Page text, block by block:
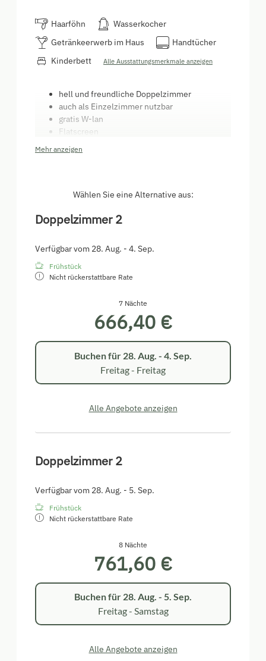
Haarföhn
Wasserkocher
Getränkeerwerb im Haus
Handtücher
Kinderbett
Alle Ausstattungsmerkmale anzeigen
hell und freundliche Doppelzimmer
auch als Einzelzimmer nutzbar
gratis W-lan
Flatscreen
Haarfön, Handtücher, Seife
vom Bauern, Heumilch, Sennereibutter, ...)
(traditionelle Tiroler Küche)
Mehr anzeigen
Wählen Sie eine Alternative aus:
Doppelzimmer 2
Verfügbar vom 28. Aug. - 4. Sep.
Frühstück
Nicht rückerstattbare Rate
7 Nächte
666,40 €
Buchen für 28. Aug. - 4. Sep.
Freitag - Freitag
Alle Angebote anzeigen
Doppelzimmer 2
Verfügbar vom 28. Aug. - 5. Sep.
Frühstück
Nicht rückerstattbare Rate
8 Nächte
761,60 €
Buchen für 28. Aug. - 5. Sep.
Freitag - Samstag
Alle Angebote anzeigen